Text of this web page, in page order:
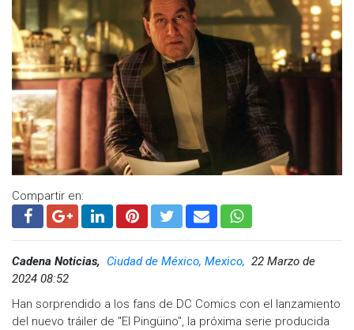
Compartir en:
Cadena Noticias, Ciudad de México, Mexico, 22 Marzo de
2024 08:52
Han sorprendido a los fans de DC Comics con el lanzamiento
del nuevo tráiler de "El Pingüino", la próxima serie producida